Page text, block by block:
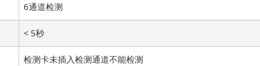
6通道检测
< 5秒
检测卡未插入检测通道不能检测